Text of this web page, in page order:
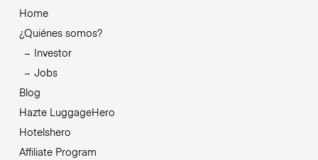
Home
¿Quiénes somos?
Investor
Jobs
Blog
Hazte LuggageHero
Hotelshero
Affiliate Program